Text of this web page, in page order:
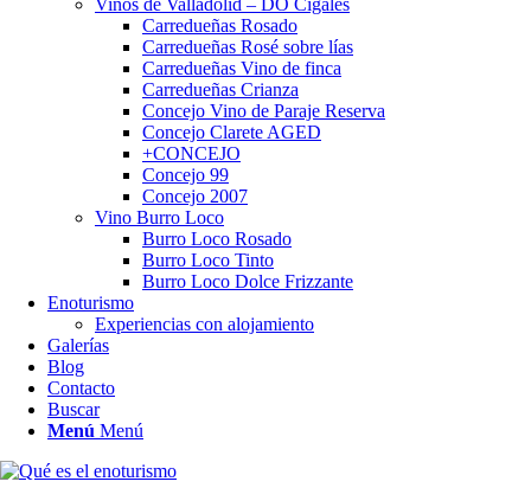
Vinos de Valladolid – DO Cigales
Carredueñas Rosado
Carredueñas Rosé sobre lías
Carredueñas Vino de finca
Carredueñas Crianza
Concejo Vino de Paraje Reserva
Concejo Clarete AGED
+CONCEJO
Concejo 99
Concejo 2007
Vino Burro Loco
Burro Loco Rosado
Burro Loco Tinto
Burro Loco Dolce Frizzante
Enoturismo
Experiencias con alojamiento
Galerías
Blog
Contacto
Buscar
Menú Menú